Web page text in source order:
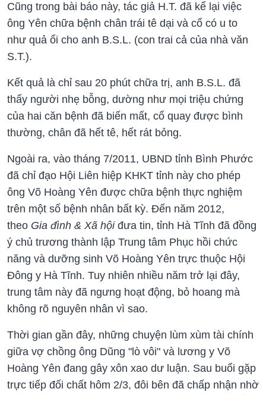
Cũng trong bài báo này, tác giả H.T. đã kể lại việc
ông Yên chữa bệnh chân trái tê dại và cổ có u to
như quả ổi cho anh B.S.L. (con trai cả của nhà văn
S.T.).
Kết quả là chỉ sau 20 phút chữa trị, anh B.S.L. đã
thấy người nhẹ bỗng, dường như mọi triệu chứng
của hai căn bệnh đã biến mất, cổ quay được bình
thường, chân đã hết tê, hết rát bỏng.
Ngoài ra, vào tháng 7/2011, UBND tỉnh Bình Phước
đã chỉ đạo Hội Liên hiệp KHKT tỉnh này cho phép
ông Võ Hoàng Yên được chữa bệnh thực nghiệm
trên một số bệnh nhân bất kỳ. Đến năm 2012,
theo Gia đình & Xã hộiđưa tin, tỉnh Hà Tĩnh đã đồng
ý chủ trương thành lập Trung tâm Phục hồi chức
năng và dưỡng sinh Võ Hoàng Yên trực thuộc Hội
Đông y Hà Tĩnh. Tuy nhiên nhiều năm trở lại đây,
trung tâm này đã ngưng hoạt động, bỏ hoang mà
không rõ nguyên nhân vì sao.
Thời gian gần đây, những chuyện lùm xùm tài chính
giữa vợ chồng ông Dũng "lò vôi" và lương y Võ
Hoàng Yên đang gây xôn xao dư luận. Sau buổi gặp
trực tiếp đối chất hôm 2/3, đôi bên đã chấp nhận nhờ